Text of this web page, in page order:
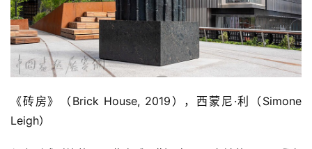
《砖房》（Brick House, 2019），西蒙尼·利（Simone
Leigh）